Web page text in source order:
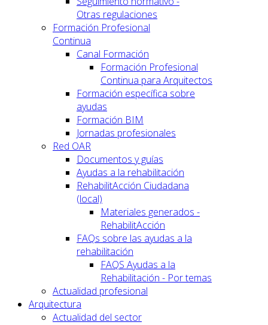
Otras regulaciones
Formación Profesional
Continua
Canal Formación
Formación Profesional
Continua para Arquitectos
Formación específica sobre
ayudas
Formación BIM
Jornadas profesionales
Red OAR
Documentos y guías
Ayudas a la rehabilitación
RehabilitAcción Ciudadana
(local)
Materiales generados -
RehabilitAcción
FAQs sobre las ayudas a la
rehabilitación
FAQS Ayudas a la
Rehabilitación - Por temas
Actualidad profesional
Arquitectura
Actualidad del sector